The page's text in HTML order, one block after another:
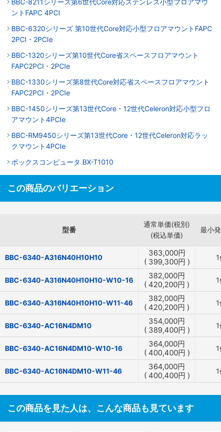
ントFAPC 4PCI
BBC-6320シリーズ 第10世代Core対応小型フロアマウントFAPC
2PCI・2PCIe
BBC-1320シリーズ第10世代Core省スペースフロアマウント
FAPC2PCI・2PCIe
BBC-1330シリーズ第8世代Core対応省スペースフロアマウント
FAPC2PCI・2PCIe
BBC-1450シリーズ第13世代Core・12世代Celeron対応小型フロ
アマウント4PCIe
BBC-RM9450シリーズ第13世代Core・12世代Celeron対応ラッ
クマウント4PCIe
ボックスコンピュータ BX-T1010
この商品のバリエーション
型番
通常単価(税別)
(税込単価)
最小
BBC-6340-A316N40H10H10 363,000円
( 399,300円 )
BBC-6340-A316N40H10H10-W10-16 382,000円
( 420,200円 )
BBC-6340-A316N40H10H10-W11-46 382,000円
( 420,200円 )
BBC-6340-AC16N4DM10 354,000円
( 389,400円 )
BBC-6340-AC16N4DM10-W10-16 364,000円
( 400,400円 )
BBC-6340-AC16N4DM10-W11-46 364,000円
( 400,400円 )
この商品を見た人は、こんな商品も見ています